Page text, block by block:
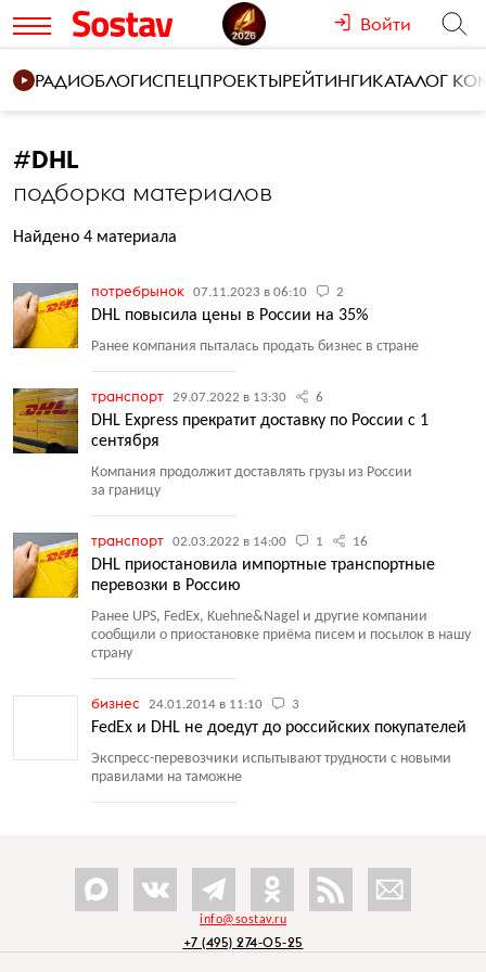
Войти
РАДИОБЛОГИСПЕЦПРОЕКТЫРЕЙТИНГИКАТАЛОГ
#DHL
подборка материалов
Найдено 4 материала
потребрынок 07.11.2023 в 06:10 2
DHL повысила цены в России на 35%
Ранее компания пыталась продать бизнес в стране
транспорт 29.07.2022 в 13:30 6
DHL Express прекратит доставку по России с 1
сентября
Компания продолжит доставлять грузы из России
за границу
транспорт 02.03.2022 в 14:00 1 16
DHL приостановила импортные транспортные
перевозки в Россию
Ранее UPS, FedEx, Kuehne&Nagel и другие компании
сообщили о приостановке приёма писем и посылок в нашу
страну
бизнес 24.01.2014 в 11:10 3
FedEx и DHL не доедут до российских покупателей
Экспресс-перевозчики испытывают трудности с новыми
правилами на таможне
info@sostav.ru
+7 (495) 274-05-25